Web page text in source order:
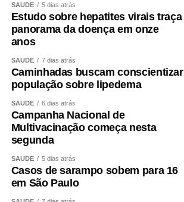
SAÚDE 5 dias atrás
Estudo sobre hepatites virais traça
panorama da doença em onze
anos
SAÚDE 7 dias atrás
Caminhadas buscam conscientizar
população sobre lipedema
SAÚDE 6 dias atrás
Campanha Nacional de
Multivacinação começa nesta
segunda
SAÚDE 5 dias atrás
Casos de sarampo sobem para 16
em São Paulo